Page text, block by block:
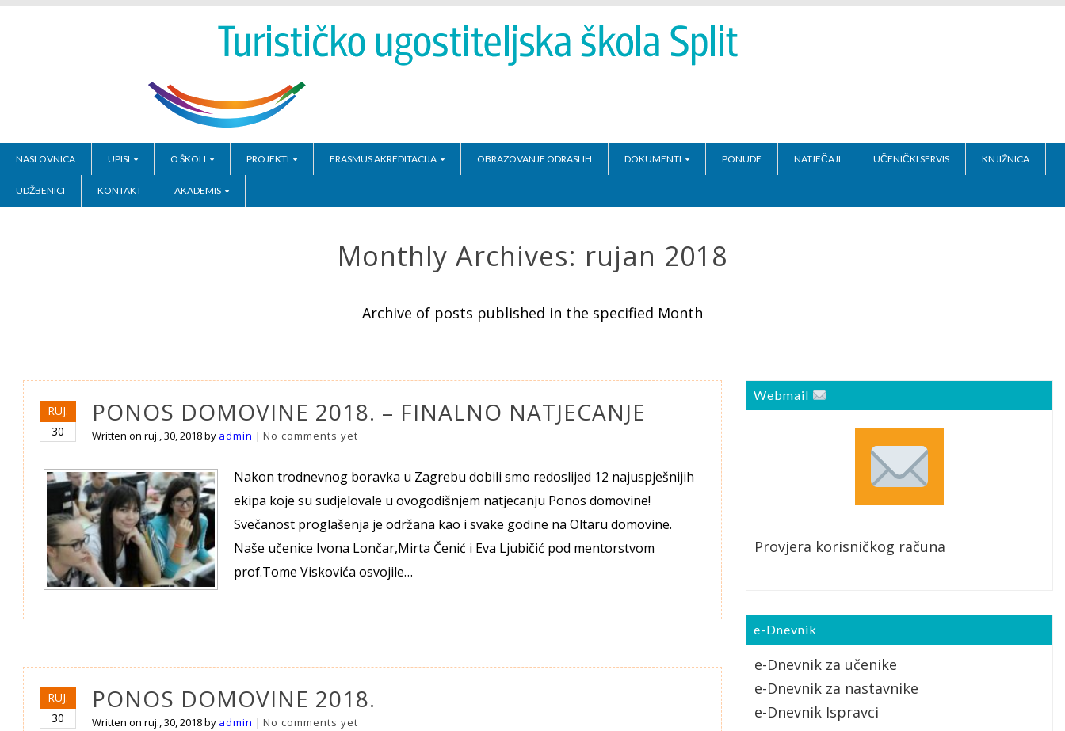
NASLOVNICA UPISI O ŠKOLI PROJEKTI ERASMUS AKREDITACIJA OBRAZOVANJE ODRASLIH DOKUMENTI PONUDE NATJEČAJI UČENIČKI SERVIS KNJIŽNICA
UDŽBENICI KONTAKT AKADEMIS
Monthly Archives: rujan 2018
Archive of posts published in the specified Month
RUJ.
30
PONOS DOMOVINE 2018. – FINALNO NATJECANJE
Written onruj., 30, 2018by admin |No comments yet
Nakon trodnevnog boravka u Zagrebu dobili smo redoslijed 12 najuspješnijih
ekipa koje su sudjelovale u ovogodišnjem natjecanju Ponos domovine!
Svečanost proglašenja je održana kao i svake godine na Oltaru domovine.
Naše učenice Ivona Lončar,Mirta Čenić i Eva Ljubičić pod mentorstvom
prof.Tome Viskovića osvojile…
RUJ.
30
PONOS DOMOVINE 2018.
Written onruj., 30, 2018by admin |No comments yet
Webmail
Provjera korisničkog računa
e-Dnevnik
e-Dnevnik za učenike
e-Dnevnik za nastavnike
e-Dnevnik Ispravci